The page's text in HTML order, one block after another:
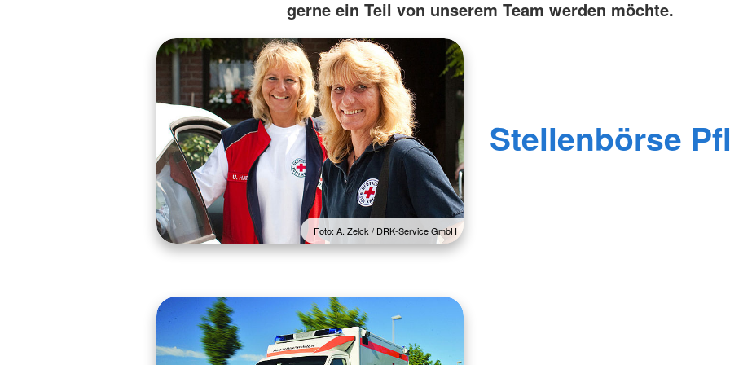
gerne ein Teil von unserem Team werden möchte.
Foto: A. Zelck / DRK-Service GmbH
Stellenbörse